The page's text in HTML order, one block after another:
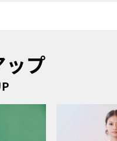
ップ